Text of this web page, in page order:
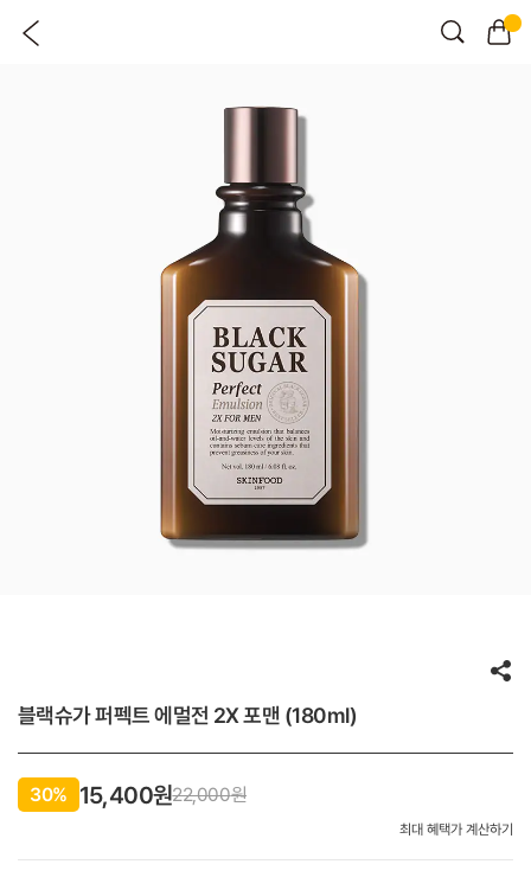
블랙슈가 퍼펙트 에멀전 2X 포맨 (180ml)
최대 혜택가 계산하기
30% 15,400원22,000원